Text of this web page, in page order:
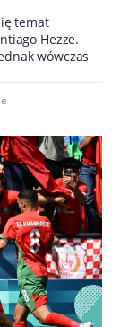
temat
Hezze.
wówczas